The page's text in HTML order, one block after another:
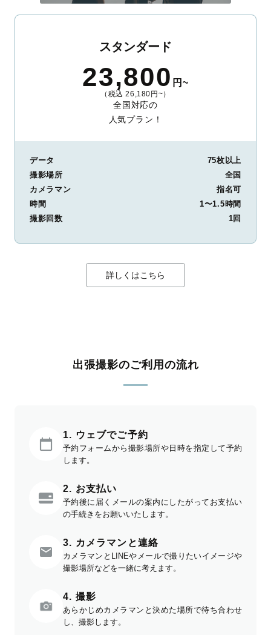
スタンダード
23,800 円~
（税込 26,180円~）
全国対応の
人気プラン！
データ
75枚以上
撮影場所
全国
カメラマン
指名可
時間
1〜1.5時間
撮影回数
1回
詳しくはこちら
出張撮影のご利用の流れ
1. ウェブでご予約
予約フォームから撮影場所や日時を指定して予約
します。
2. お支払い
予約後に届くメールの案内にしたがってお支払い
の手続きをお願いいたします。
3. カメラマンと連絡
カメラマンとLINEやメールで撮りたいイメージや
撮影場所などを一緒に考えます。
4. 撮影
あらかじめカメラマンと決めた場所で待ち合わせ
し、撮影します。